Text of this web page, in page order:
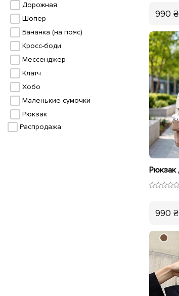
Дорожная
Шопер
Бананка (на пояс)
Кросс-боди
Мессенджер
Клатч
Хобо
Маленькие сумочки
Рюкзак
Распродажа
990 ₴
990 ₴